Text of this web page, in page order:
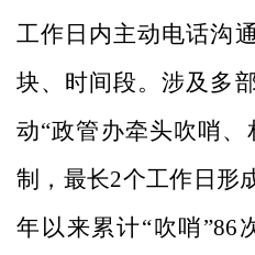
工作日内主动电话沟
块、时间段。涉及多
动“政管办牵头吹哨
制，最长2个工作日形
年以来累计“吹哨”86